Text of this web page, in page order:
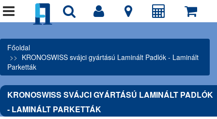
Főoldal
KRONOSWISS svájci gyártású Laminált Padlók - Laminált
Parketták
KRONOSWISS SVÁJCI GYÁRTÁSÚ LAMINÁLT PADLÓK
- LAMINÁLT PARKETTÁK